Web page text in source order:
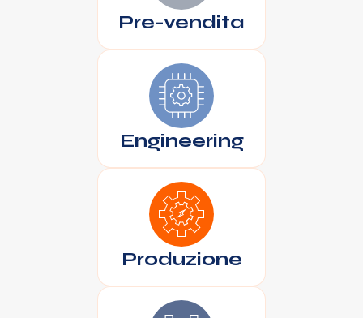
Pre-vendita
Engineering
Produzione